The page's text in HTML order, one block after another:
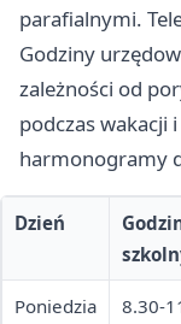
parafialnymi.
Godziny
zależności od
podczas wakacji
harmonogramy
Dzień
Poniedzia
8.30-